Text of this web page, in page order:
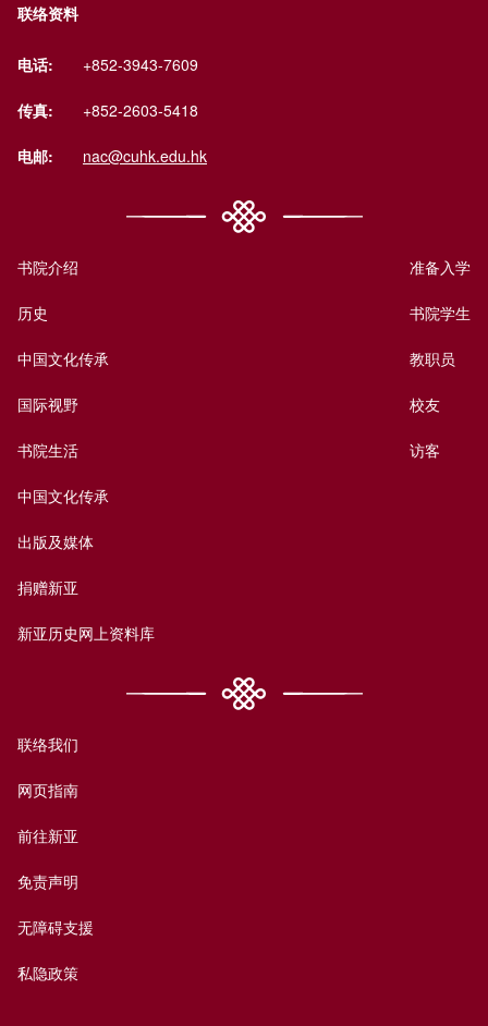
联络资料
电话: +852-3943-7609
传真: +852-2603-5418
电邮: nac@cuhk.edu.hk
书院介绍
历史
中国文化传承
国际视野
书院生活
中国文化传承
出版及媒体
捐赠新亚
新亚历史网上资料库
准备入学
书院学生
教职员
校友
访客
联络我们
网页指南
前往新亚
免责声明
无障碍支援
私隐政策